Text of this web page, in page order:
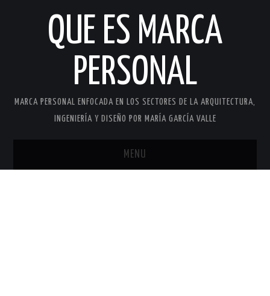
QUE ES MARCA
PERSONAL
MARCA PERSONAL ENFOCADA EN LOS SECTORES DE LA ARQUITECTURA,
INGENIERÍA Y DISEÑO POR MARÍA GARCÍA VALLE
MENU